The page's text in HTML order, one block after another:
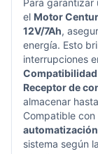
Para garantizar
el Motor
12V/7Ah,
energía. Esto
interrupciones
Receptor de
almacenar hasta
Compatible
sistema según